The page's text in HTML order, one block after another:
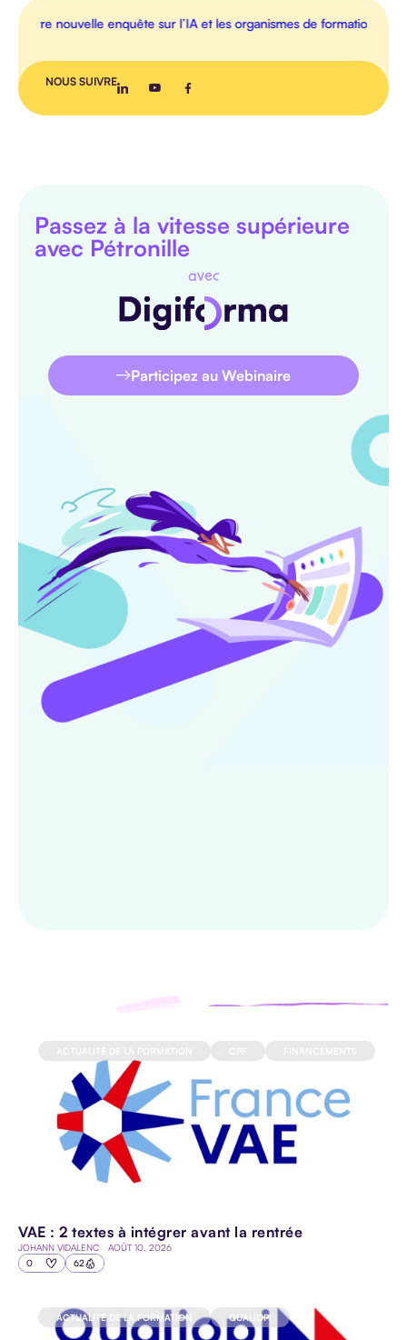
VIDEO
NOUS SUIVRE
nouvelle enquête sur l’IA et les organismes de formation
Passez à la vitesse supérieure
avec Pétronille
avec
Participez au Webinaire
VAE : 2 textes à intégrer avant la rentrée
JOHANN VIDALENC AOÛT 10, 2026
0 62
ACTUALITÉ DE LA FORMATION QUALIOPI